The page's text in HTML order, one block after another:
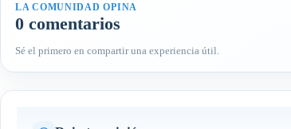
LA COMUNIDAD OPINA
0 comentarios
Sé el primero en compartir una experiencia útil.